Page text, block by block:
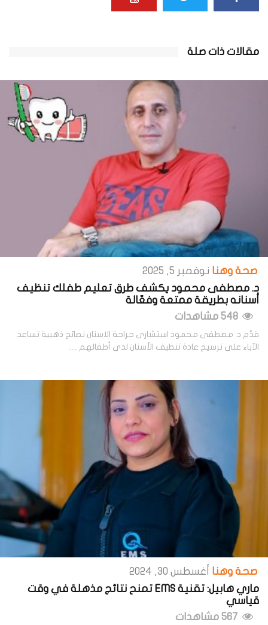
مقالات ذات صلة
صحة وهنا نوفمبر 5, 2025
د. مصطفى محمود يكشف طرق تعليم طفلك تنظيف
أسنانه بطريقة ممتعة وفعّالة
قدّم د. مصطفى محمود استشارى جراحة الاسنان نصائح ذهبية تساعد
الآباء على ترسيخ عادة تنظيف الأسنان لدى أطفالهم …
صحة وهنا أغسطس 30, 2024
ماري هابيل: تقنية EMS تمنح نتائج مذهلة في وقت
قياسي